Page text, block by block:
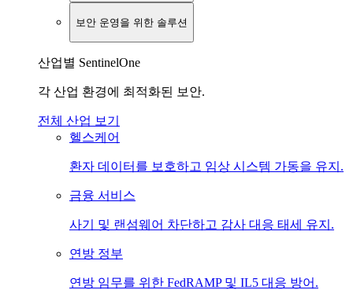
보안 운영을 위한 솔루션
산업별 SentinelOne
각 산업 환경에 최적화된 보안.
전체 산업 보기
헬스케어
환자 데이터를 보호하고 임상 시스템 가동을 유지.
금융 서비스
사기 및 랜섬웨어 차단하고 감사 대응 태세 유지.
연방 정부
연방 임무를 위한 FedRAMP 및 IL5 대응 방어.